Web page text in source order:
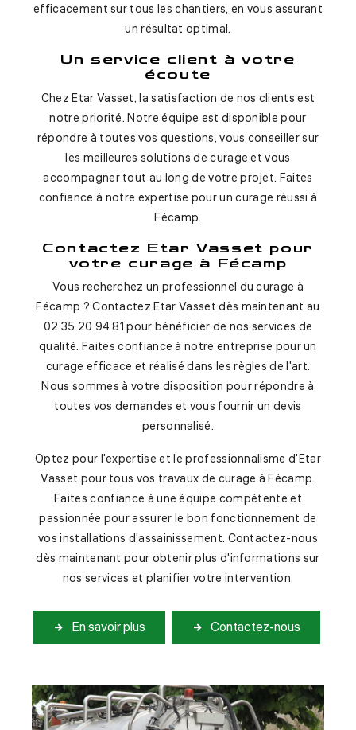
efficacement sur tous les chantiers, en vous assurant
un résultat optimal.
Un service client à votre
écoute
Chez Etar Vasset, la satisfaction de nos clients est
notre priorité. Notre équipe est disponible pour
répondre à toutes vos questions, vous conseiller sur
les meilleures solutions de curage et vous
accompagner tout au long de votre projet. Faites
confiance à notre expertise pour un curage réussi à
Fécamp.
Contactez Etar Vasset pour
votre curage à Fécamp
Vous recherchez un professionnel du curage à
Fécamp ? Contactez Etar Vasset dès maintenant au
02 35 20 94 81 pour bénéficier de nos services de
qualité. Faites confiance à notre entreprise pour un
curage efficace et réalisé dans les règles de l'art.
Nous sommes à votre disposition pour répondre à
toutes vos demandes et vous fournir un devis
personnalisé.
Optez pour l'expertise et le professionnalisme d'Etar
Vasset pour tous vos travaux de curage à Fécamp.
Faites confiance à une équipe compétente et
passionnée pour assurer le bon fonctionnement de
vos installations d'assainissement. Contactez-nous
dès maintenant pour obtenir plus d'informations sur
nos services et planifier votre intervention.
En savoir plus Contactez-nous